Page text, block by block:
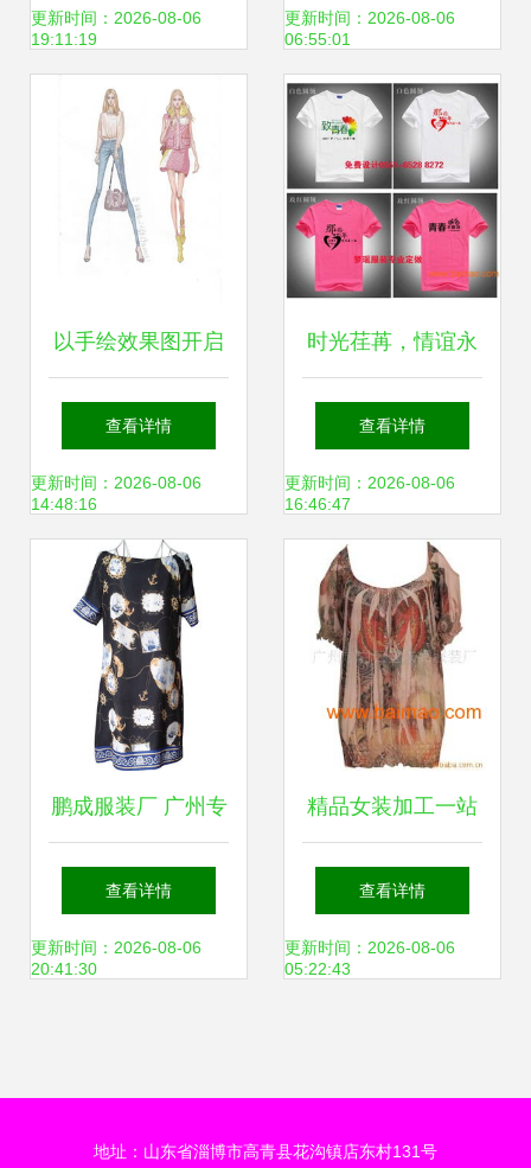
容、学费及服装制
作实践
更新时间：2026-08-06
19:11:19
旅程
更新时间：2026-08-06
06:55:01
以手绘效果图开启
时尚之旅 从创意灵
感到服装成品的独
特路径
查看详情
更新时间：2026-08-06
14:48:16
时光荏苒，情谊永
存 20年同学会纪念
衫定制全攻略
查看详情
更新时间：2026-08-06
16:46:47
鹏成服装厂 广州专
业外贸女装OEM加
工，欧美时装FOB
查看详情
更新时间：2026-08-06
20:41:30
精品女装加工一站
式指南 厂家、价格
与制作流程全解析
查看详情
更新时间：2026-08-06
05:22:43
地址：山东省淄博市高青县花沟镇店东村131号